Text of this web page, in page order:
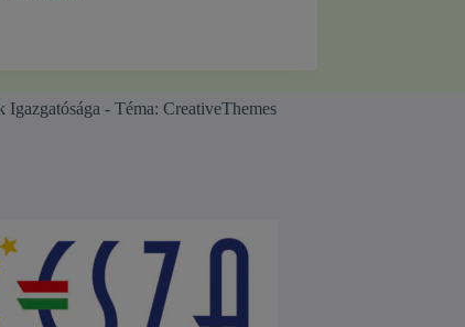
Igazgatósága - Téma:CreativeThemes